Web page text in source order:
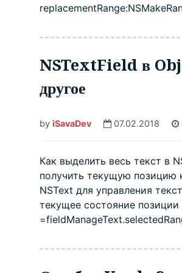
NSTextField в
другое
by iSavaDev 07.02.2018
Как выделить весь текст в
получить текущую позицию
NSText для управления
текущее состояние